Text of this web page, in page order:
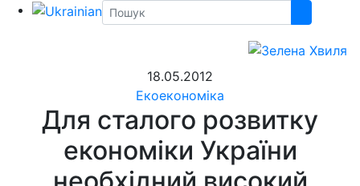
18.05.2012
Екоекономіка
Для сталого розвитку
економіки України